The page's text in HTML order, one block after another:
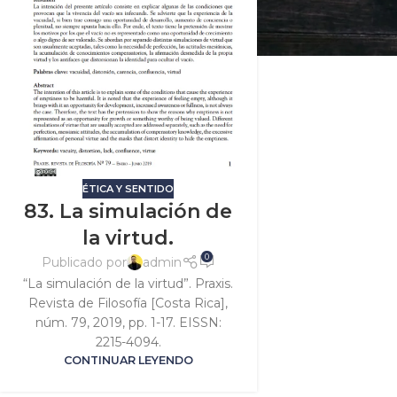
ÉTICA Y SENTIDO
83. La simulación de
la virtud.
Publicado por admin 0
“La simulación de la virtud”. Praxis.
Revista de Filosofía [Costa Rica],
núm. 79, 2019, pp. 1-17. EISSN:
2215-4094.
CONTINUAR LEYENDO